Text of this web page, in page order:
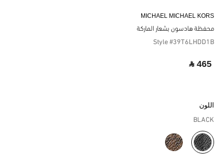
MICHAEL MICHAEL KORS
محفظة هادسون بشعار الماركة
Style #39T6LHDD1B
‎ ⃁ 465 ‎
اللون
BLACK
مختار